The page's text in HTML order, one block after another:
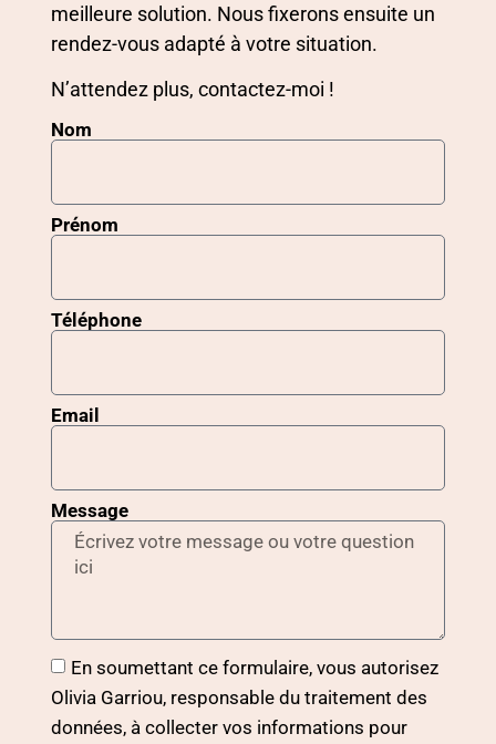
meilleure solution. Nous fixerons ensuite un
rendez-vous adapté à votre situation.
N’attendez plus, contactez-moi !
Nom
Prénom
Téléphone
Email
Message
En soumettant ce formulaire, vous autorisez
Olivia Garriou, responsable du traitement des
données, à collecter vos informations pour